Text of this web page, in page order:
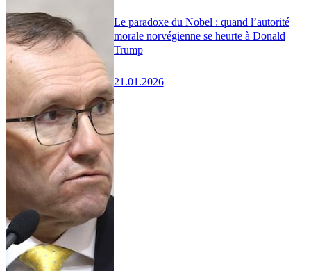
Le paradoxe du Nobel : quand l’autorité
morale norvégienne se heurte à Donald
Trump
21.01.2026